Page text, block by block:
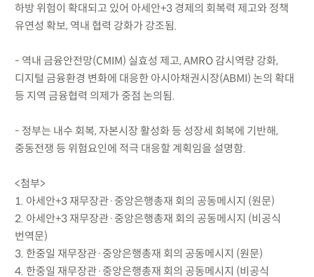
하방 위험이 확대되고 있어 아세안+3 경제의 회복력 제고와 정책
유연성 확보, 역내 협력 강화가 강조됨.
- 역내 금융안전망(CMIM) 실효성 제고, AMRO 감시역량 강화,
디지털 금융환경 변화에 대응한 아시아채권시장(ABMI) 논의 확대
등 지역 금융협력 의제가 중점 논의됨.
- 정부는 내수 회복, 자본시장 활성화 등 성장세 회복에 기반해,
중동전쟁 등 위험요인에 적극 대응할 계획임을 설명함.
<첨부>
1. 아세안+3 재무장관·중앙은행총재 회의 공동메시지 (원문)
2. 아세안+3 재무장관·중앙은행총재 회의 공동메시지 (비공식
번역문)
3. 한중일 재무장관·중앙은행총재 회의 공동메시지 (원문)
4. 한중일 재무장관·중앙은행총재 회의 공동메시지 (비공식